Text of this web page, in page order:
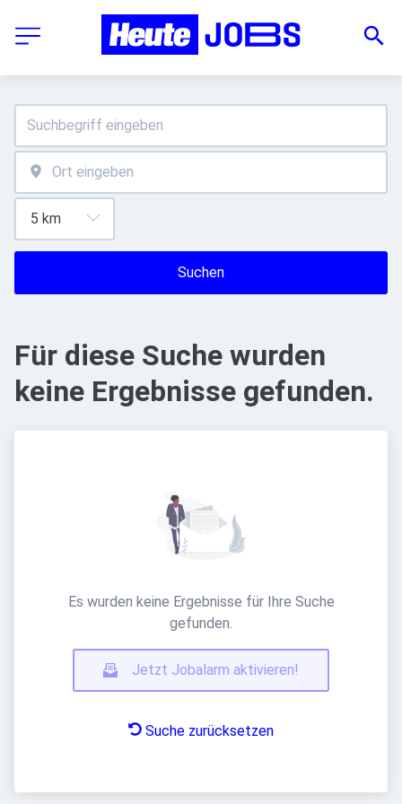
Suchen
Für diese Suche wurden
keine Ergebnisse gefunden.
Es wurden keine Ergebnisse für Ihre Suche
gefunden.
Jetzt Jobalarm aktivieren!
Suche zurücksetzen